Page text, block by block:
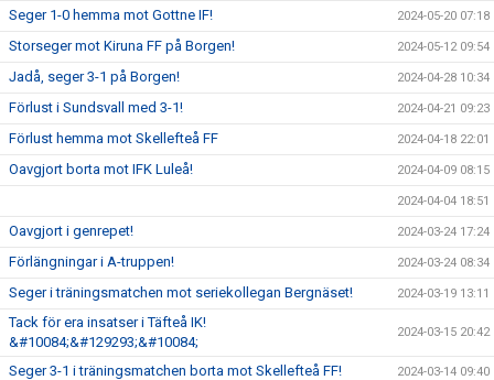
Seger 1-0 hemma mot Gottne IF! 2024-05-20 07:18
Storseger mot Kiruna FF på Borgen! 2024-05-12 09:54
Jadå, seger 3-1 på Borgen! 2024-04-28 10:34
Förlust i Sundsvall med 3-1! 2024-04-21 09:23
Förlust hemma mot Skellefteå FF 2024-04-18 22:01
Oavgjort borta mot IFK Luleå! 2024-04-09 08:15
2024-04-04 18:51
Oavgjort i genrepet! 2024-03-24 17:24
Förlängningar i A-truppen! 2024-03-24 08:34
Seger i träningsmatchen mot seriekollegan Bergnäset! 2024-03-19 13:11
Tack för era insatser i Täfteå IK!
&#10084;&#129293;&#10084;
2024-03-15 20:42
Seger 3-1 i träningsmatchen borta mot Skellefteå FF! 2024-03-14 09:40